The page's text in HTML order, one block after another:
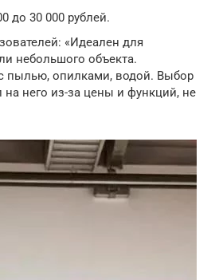
до 30 000 рублей.
«Идеален для
небольшого объекта.
пылью, опилками, водой. Выбор
на него из-за цены и функций, не